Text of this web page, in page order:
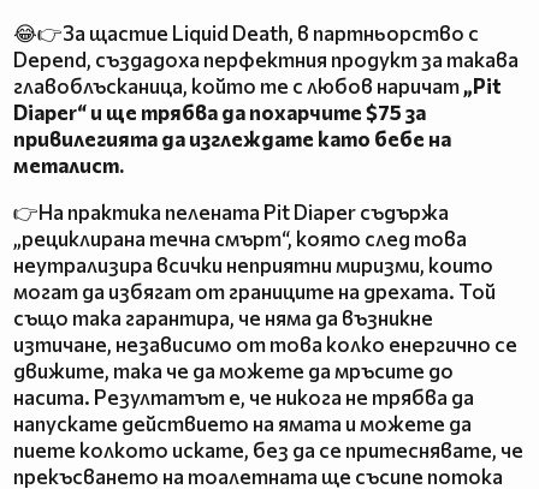
😂👉За щастие Liquid Death, в партньорство с
Depend, създадоха перфектния продукт за такава
главоблъсканица, който те с любов наричат ​​„Pit
Diaper“ и ще трябва да похарчите $75 за
привилегията да изглеждате като бебе на
металист.
👉На практика пелената Pit Diaper съдържа
„рециклирана течна смърт“, която след това
неутрализира всички неприятни миризми, които
могат да избягат от границите на дрехата. Той
също така гарантира, че няма да възникне
изтичане, независимо от това колко енергично се
движите, така че да можете да мръсите до
насита. Резултатът е, че никога не трябва да
напускате действието на ямата и можете да
пиете колкото искате, без да се притеснявате, че
прекъсването на тоалетната ще съсипе потока